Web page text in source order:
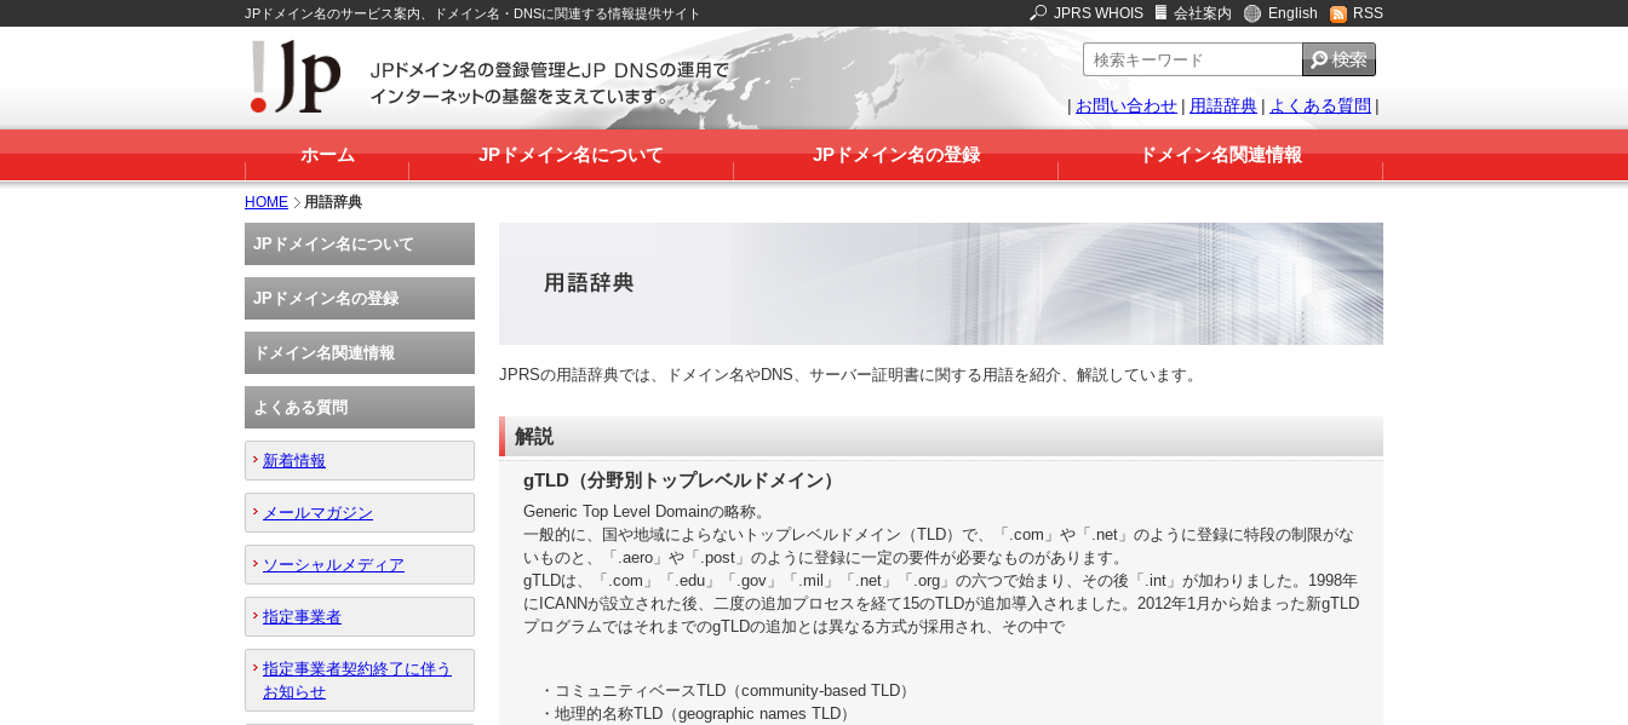
JPドメイン名のサービス案内、ドメイン名・DNSに関連する情報提供サイト JPRS WHOIS 会社案内 English RSS
| お問い合わせ | 用語辞典 | よくある質問 |
ホーム JPドメイン名について JPドメイン名の登録 ドメイン名関連情報
HOME 用語辞典
JPRSの用語辞典では、ドメイン名やDNS、サーバー証明書に関する用語を紹介、解説しています。
解説
gTLD（分野別トップレベルドメイン）
Generic Top Level Domainの略称。
一般的に、国や地域によらないトップレベルドメイン（TLD）で、「.com」や「.net」のように登録に特段の制限がな
いものと、「.aero」や「.post」のように登録に一定の要件が必要なものがあります。
gTLDは、「.com」「.edu」「.gov」「.mil」「.net」「.org」の六つで始まり、その後「.int」が加わりました。1998年
にICANNが設立された後、二度の追加プロセスを経て15のTLDが追加導入されました。2012年1月から始まった新gTLD
プログラムではそれまでのgTLDの追加とは異なる方式が採用され、その中で
・コミュニティベースTLD（community-based TLD）
・地理的名称TLD（geographic names TLD）
JPドメイン名について
JPドメイン名の登録
ドメイン名関連情報
よくある質問
新着情報
メールマガジン
ソーシャルメディア
指定事業者
指定事業者契約終了に伴う
お知らせ